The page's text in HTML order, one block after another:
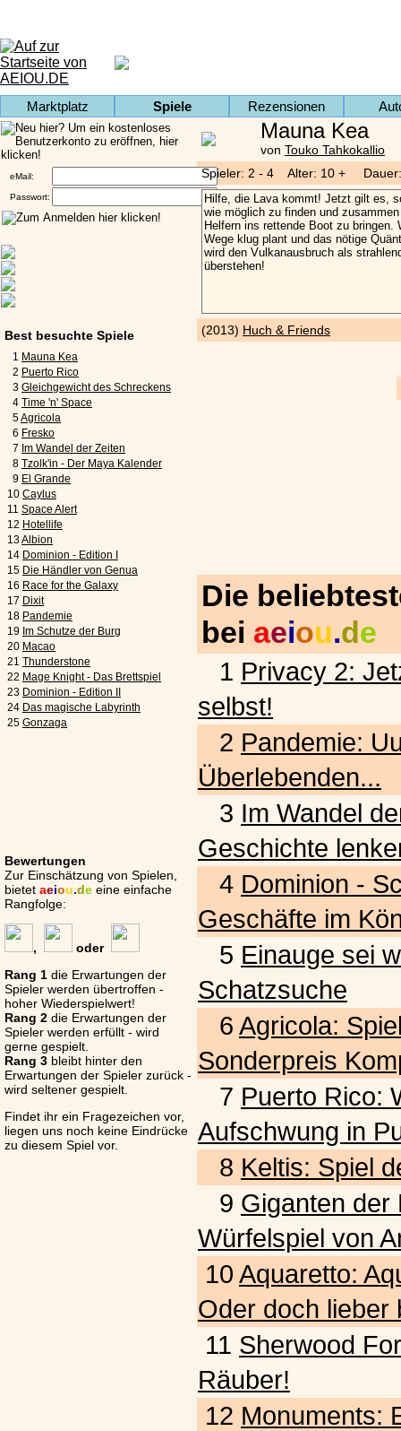
Marktplatz Spiele Rezensionen
eMail:
Passwort:
Best besuchte Spiele
1 Mauna Kea
2 Puerto Rico
3 Gleichgewicht des Schreckens
4 Time 'n' Space
5Agricola
6 Fresko
7 Im Wandel der Zeiten
8 Tzolk'in - Der Maya Kalender
9 El Grande
10 Caylus
11 Space Alert
12 Hotellife
13Albion
14 Dominion - Edition I
15 Die Händler von Genua
16 Race for the Galaxy
17 Dixit
18 Pandemie
19 Im Schutze der Burg
20 Macao
21 Thunderstone
22 Mage Knight - Das Brettspiel
23 Dominion - Edition II
24 Das magische Labyrinth
25 Gonzaga
Bewertungen
Zur Einschätzung von Spielen,
bietet aeiou.de eine einfache
Rangfolge:
,
oder
Rang 1 die Erwartungen der
Spieler werden übertroffen -
hoher Wiederspielwert!
Rang 2 die Erwartungen der
Spieler werden erfüllt - wird
gerne gespielt.
Rang 3 bleibt hinter den
Erwartungen der Spieler zurück -
wird seltener gespielt.
Findet ihr ein Fragezeichen vor,
liegen uns noch keine Eindrücke
zu diesem Spiel vor.
Mauna Kea
von Touko Tahkokallio
Spieler: 2 - 4 Alter: 10 + Dauer:
(2013) Huch & Friends
Die
bei aeiou.de
1 Privacy 2:
selbst!
2 Pandemie:
Überlebenden...
3 Im Wandel
Geschichte
4 Dominion -
Geschäfte im
5 Einauge sei
Schatzsuche
6 Agricola:
Sonderpreis
7 Puerto Rico:
Aufschwung in
8 Keltis: Spiel
9 Giganten der
Würfelspiel von
10 Aquaretto:
Oder doch lieber
11 Sherwood
Räuber!
12 Monuments: